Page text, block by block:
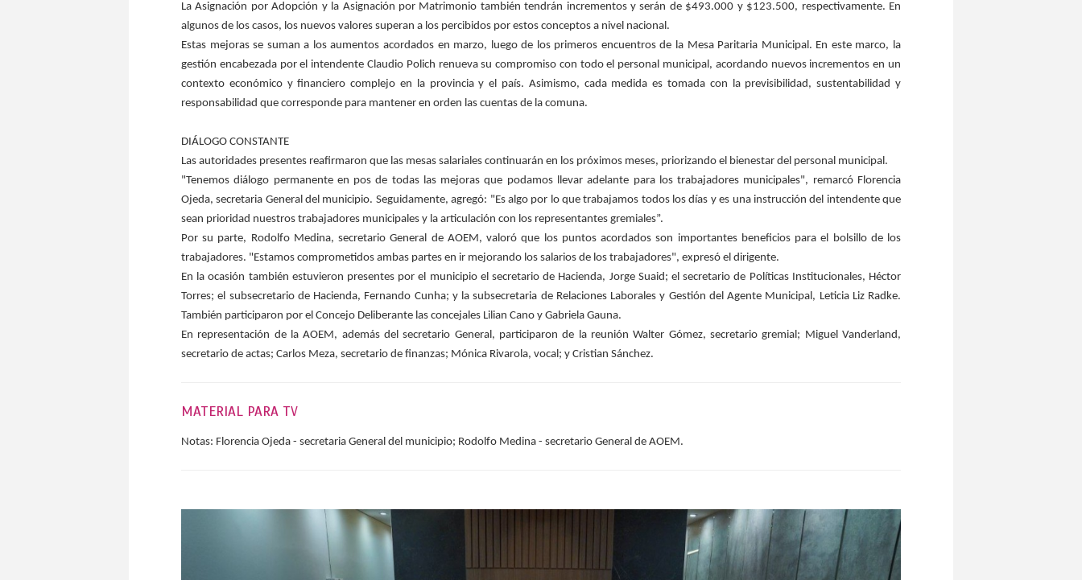
La Asignación por Adopción y la Asignación por Matrimonio también tendrán incrementos y serán de $493.000 y $123.500, respectivamente. En
algunos de los casos, los nuevos valores superan a los percibidos por estos conceptos a nivel nacional.
Estas mejoras se suman a los aumentos acordados en marzo, luego de los primeros encuentros de la Mesa Paritaria Municipal. En este marco, la
gestión encabezada por el intendente Claudio Polich renueva su compromiso con todo el personal municipal, acordando nuevos incrementos en un
contexto económico y financiero complejo en la provincia y el país. Asimismo, cada medida es tomada con la previsibilidad, sustentabilidad y
responsabilidad que corresponde para mantener en orden las cuentas de la comuna.
DIÁLOGO CONSTANTE
Las autoridades presentes reafirmaron que las mesas salariales continuarán en los próximos meses, priorizando el bienestar del personal municipal.
"Tenemos diálogo permanente en pos de todas las mejoras que podamos llevar adelante para los trabajadores municipales", remarcó Florencia
Ojeda, secretaria General del municipio. Seguidamente, agregó: "Es algo por lo que trabajamos todos los días y es una instrucción del intendente que
sean prioridad nuestros trabajadores municipales y la articulación con los representantes gremiales”.
Por su parte, Rodolfo Medina, secretario General de AOEM, valoró que los puntos acordados son importantes beneficios para el bolsillo de los
trabajadores. "Estamos comprometidos ambas partes en ir mejorando los salarios de los trabajadores", expresó el dirigente.
En la ocasión también estuvieron presentes por el municipio el secretario de Hacienda, Jorge Suaid; el secretario de Políticas Institucionales, Héctor
Torres; el subsecretario de Hacienda, Fernando Cunha; y la subsecretaria de Relaciones Laborales y Gestión del Agente Municipal, Leticia Liz Radke.
También participaron por el Concejo Deliberante las concejales Lilian Cano y Gabriela Gauna.
En representación de la AOEM, además del secretario General, participaron de la reunión Walter Gómez, secretario gremial; Miguel Vanderland,
secretario de actas; Carlos Meza, secretario de finanzas; Mónica Rivarola, vocal; y Cristian Sánchez.
MATERIAL PARA TV
Notas: Florencia Ojeda - secretaria General del municipio; Rodolfo Medina - secretario General de AOEM.